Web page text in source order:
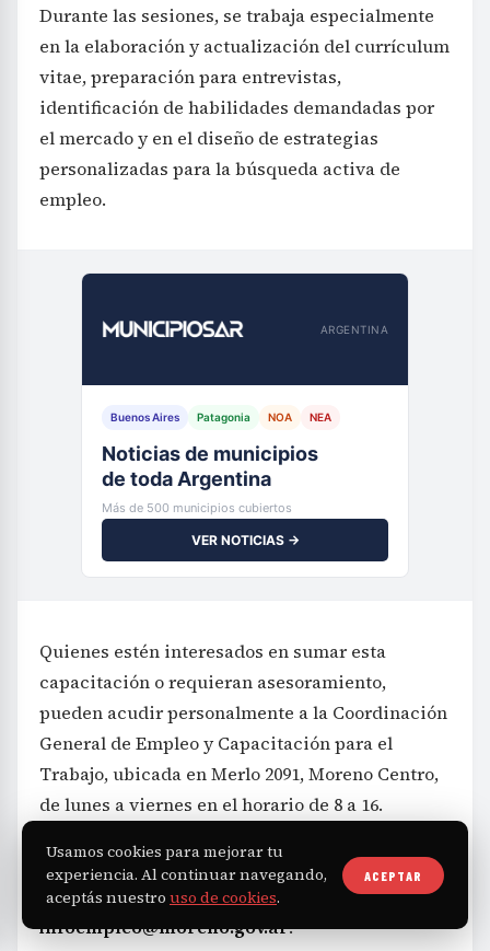
Durante las sesiones, se trabaja especialmente
en la elaboración y actualización del currículum
vitae, preparación para entrevistas,
identificación de habilidades demandadas por
el mercado y en el diseño de estrategias
personalizadas para la búsqueda activa de
empleo.
ARGENTINA
Buenos Aires Patagonia NOA NEA
Noticias de municipios
de toda Argentina
Más de 500 municipios cubiertos
VER NOTICIAS →
Quienes estén interesados en sumar esta
capacitación o requieran asesoramiento,
pueden acudir personalmente a la Coordinación
General de Empleo y Capacitación para el
Trabajo, ubicada en Merlo 2091, Moreno Centro,
de lunes a viernes en el horario de 8 a 16.
a través de los números (0237) 466-6554 y 11 4107-
645, o por correo electrónico escribiendo a
infoempleo@moreno.gov.ar.
Usamos cookies para mejorar tu
experiencia. Al continuar navegando,
aceptás nuestro uso de cookies.
ACEPTAR